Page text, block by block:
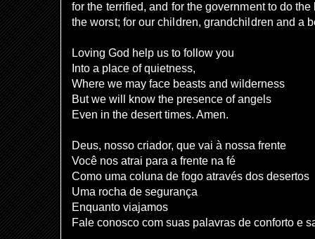
for the terrified, and for the government to do
the worst; for our children, grandchildren and a
Loving God help us to follow you
Into a place of quietness,
Where we may face beasts and wilderness
But we will know the presence of angels
Even in the desert times. Amen.
Deus, nosso criador, que vai à nossa frente
Você nos atrai para a frente na fé
Como uma coluna de fogo através dos desertos
Uma rocha de segurança
Enquanto viajamos
Fale conosco com suas palavras de conforto e